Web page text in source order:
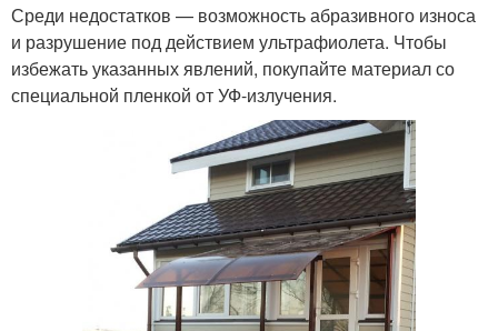
Среди недостатков — возможность абразивного износа
и разрушение под действием ультрафиолета. Чтобы
избежать указанных явлений, покупайте материал со
специальной пленкой от УФ-излучения.